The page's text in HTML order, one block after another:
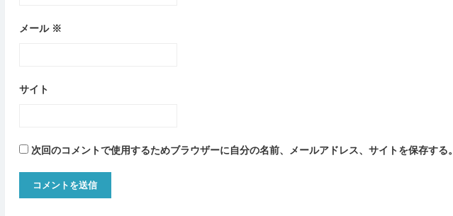
メール ※
サイト
次回のコメントで使用するためブラウザーに自分の名前、メールアドレス、サイトを保存する。